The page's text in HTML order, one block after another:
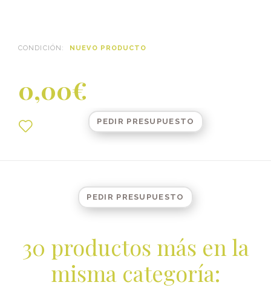
CONDICIÓN: NUEVO PRODUCTO
0,00€
PEDIR PRESUPUESTO
PEDIR PRESUPUESTO
30 productos más en la
misma categoría: